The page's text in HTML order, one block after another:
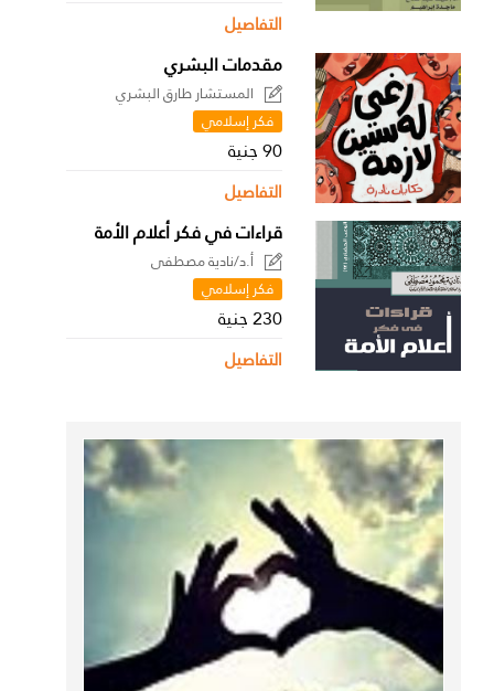
التفاصيل
مقدمات البشري
المستشار طارق البشري
فكر إسلامي
90 جنية
التفاصيل
قراءات في فكر أعلام الأمة
أ.د/نادية مصطفى
فكر إسلامي
230 جنية
التفاصيل